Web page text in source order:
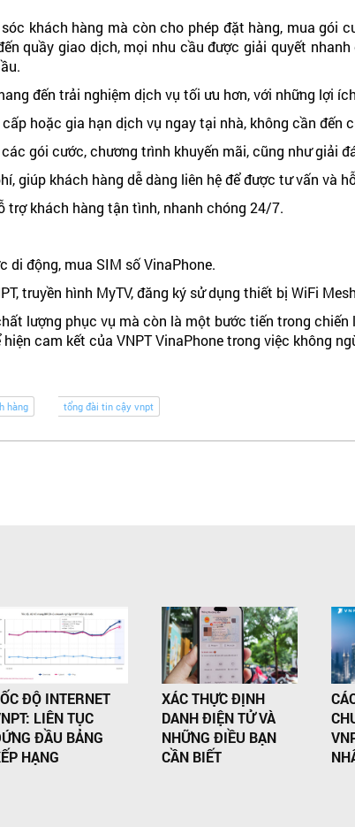
khách hàng mà còn cho phép đặt hàng, mua gói
quầy giao dịch, mọi nhu cầu được giải quyết
đến trải nghiệm dịch vụ tối ưu hơn, với những lợi
hoặc gia hạn dịch vụ ngay tại nhà, không cần đến
gói cước, chương trình khuyến mãi, cũng như giải
giúp khách hàng dễ dàng liên hệ để được tư vấn và
trợ khách hàng tận tình, nhanh chóng 24/7.
di động, mua SIM số VinaPhone.
truyền hình MyTV, đăng ký sử dụng thiết bị WiFi
lượng phục vụ mà còn là một bước tiến trong chiến
cam kết của VNPT VinaPhone trong việc không
hàng tổng đài tin cậy vnpt
ĐỘ INTERNET
LIÊN TỤC
ĐẦU BẢNG
HẠNG
XÁC THỰC ĐỊNH
DANH ĐIỆN TỬ VÀ
NHỮNG ĐIỀU BẠN
CẦN BIẾT